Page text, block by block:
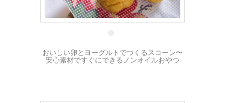
7 4月
おいしい卵とヨーグルトでつくるスコーン〜
安心素材ですぐにできるノンオイルおやつ